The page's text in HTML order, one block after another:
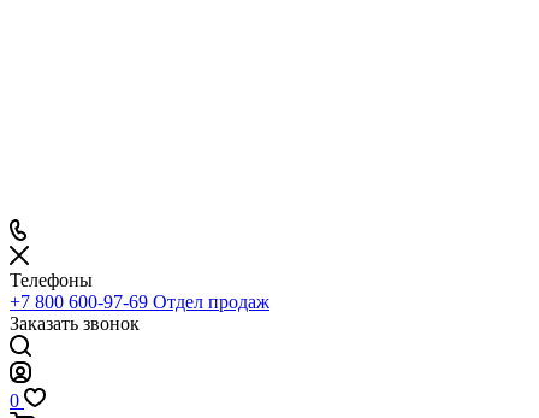
Телефоны
+7 800 600-97-69 Отдел продаж
Заказать звонок
0